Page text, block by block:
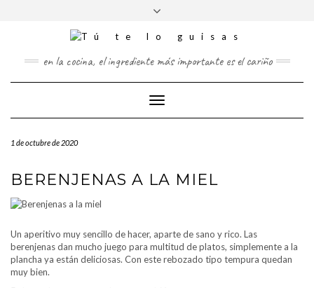
TWITTERPINTEREST
cabecera
en la cocina, el ingrediente más importante es el cariño
Cambiar
modo
1 de octubre de 2020
BERENJENAS A LA MIEL
Un aperitivo muy sencillo de hacer, aparte de sano y rico. Las
berenjenas dan mucho juego para multitud de platos, simplemente a la
plancha ya están deliciosas. Con este rebozado tipo tempura quedan
muy bien.